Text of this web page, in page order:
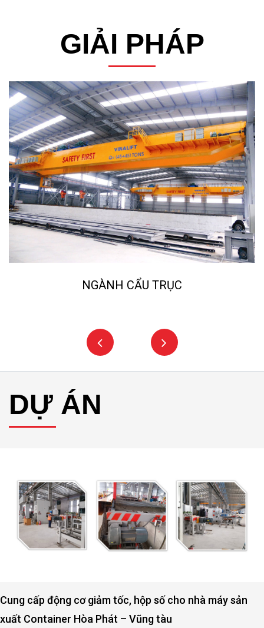
GIẢI PHÁP
NGÀNH CẨU TRỤC
DỰ ÁN
Cung cấp động cơ giảm tốc, hộp số cho nhà máy sản
xuất Container Hòa Phát – Vũng tàu